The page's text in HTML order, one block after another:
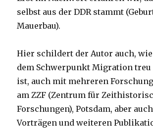
selbst aus der DDR stammt
Mauerbau).
Hier schildert der Autor auch,
dem Schwerpunkt Migration treu
ist, auch mit mehreren
am ZZF (Zentrum für
Forschungen), Potsdam, aber
Vorträgen und weiteren